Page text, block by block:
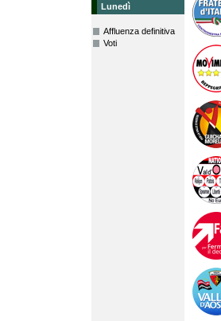
Lunedì
Affluenza definitiva
Voti